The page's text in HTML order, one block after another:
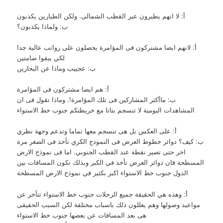
أ: لا انهم يطيرون عبر القطب الشمالى. ولكن الطيارين يكذبون
ب: ولماذا يكذبون؟
أ: لانهم ايضا مشتركون فى المؤامرة يحصلون على رواتب عالية جدا
لكي يبقوا صامتين
ب: عجييب وماذا عن البحارين
أ: هم ايضا مشتركون فى المؤامرة
ب: ماأكثر المشاركين فى تلك المؤامرة!. وماذا تقول فى ان
المشاهدات اليومية لا تنسجم بتاتا مع خريطتكم جنوب خط الاستواء
أ: على العكس بل هى تنسجم معها تماما وتدعم وجهة نظري
ب: كيف؟ دوائر خطوط العرض فى النموذج الكري تأخذ فى الصغر مرة
اخر حتى تصير نقطة عند القطب الجنوبي. اما فى نموذج الارض
المسطحة فان دوائر العرض تأخذ في الكبر وبذلك تكون المسافات بين
الدول جنوب خط الاستواء اكبر بكثير في نموذج الارض المسطحة
أ: وهذه هي الحقيقة جميع الرحلات جنوب خط الاستواء تتأخر عن
مواعيد وصولها وهم يعللون ذلك باسباب مختلفة لكن السبب الحقيقى
هى بعد المسافات عن بعضها جنوب خط الاستواء